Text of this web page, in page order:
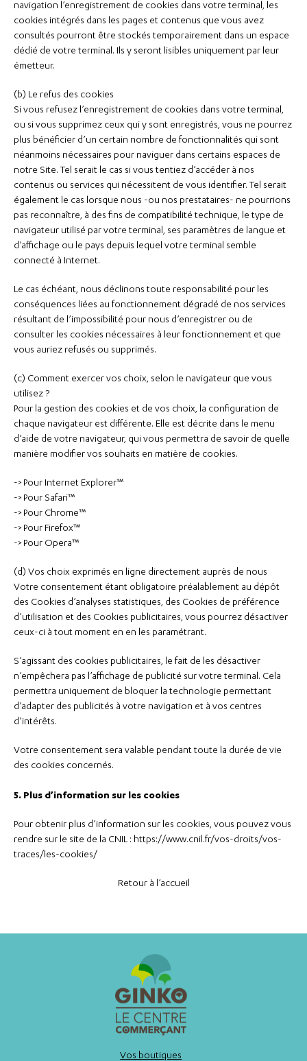
navigation l’enregistrement de cookies dans votre terminal, les
cookies intégrés dans les pages et contenus que vous avez
consultés pourront être stockés temporairement dans un espace
dédié de votre terminal. Ils y seront lisibles uniquement par leur
émetteur.
(b) Le refus des cookies
Si vous refusez l’enregistrement de cookies dans votre terminal,
ou si vous supprimez ceux qui y sont enregistrés, vous ne pourrez
plus bénéficier d’un certain nombre de fonctionnalités qui sont
néanmoins nécessaires pour naviguer dans certains espaces de
notre Site. Tel serait le cas si vous tentiez d’accéder à nos
contenus ou services qui nécessitent de vous identifier. Tel serait
également le cas lorsque nous -ou nos prestataires- ne pourrions
pas reconnaître, à des fins de compatibilité technique, le type de
navigateur utilisé par votre terminal, ses paramètres de langue et
d’affichage ou le pays depuis lequel votre terminal semble
connecté à Internet.
Le cas échéant, nous déclinons toute responsabilité pour les
conséquences liées au fonctionnement dégradé de nos services
résultant de l’impossibilité pour nous d’enregistrer ou de
consulter les cookies nécessaires à leur fonctionnement et que
vous auriez refusés ou supprimés.
(c) Comment exercer vos choix, selon le navigateur que vous
utilisez ?
Pour la gestion des cookies et de vos choix, la configuration de
chaque navigateur est différente. Elle est décrite dans le menu
d’aide de votre navigateur, qui vous permettra de savoir de quelle
manière modifier vos souhaits en matière de cookies.
-> Pour Internet Explorer™
-> Pour Safari™
-> Pour Chrome™
-> Pour Firefox™
-> Pour Opera™
(d) Vos choix exprimés en ligne directement auprès de nous
Votre consentement étant obligatoire préalablement au dépôt
des Cookies d’analyses statistiques, des Cookies de préférence
d’utilisation et des Cookies publicitaires, vous pourrez désactiver
ceux-ci à tout moment en en les paramétrant.
S’agissant des cookies publicitaires, le fait de les désactiver
n’empêchera pas l’affichage de publicité sur votre terminal. Cela
permettra uniquement de bloquer la technologie permettant
d’adapter des publicités à votre navigation et à vos centres
d’intérêts.
Votre consentement sera valable pendant toute la durée de vie
des cookies concernés.
5. Plus d’information sur les cookies
Pour obtenir plus d’information sur les cookies, vous pouvez vous
rendre sur le site de la CNIL : https://www.cnil.fr/vos-droits/vos-
traces/les-cookies/
Retour à l’accueil
Vos boutiques